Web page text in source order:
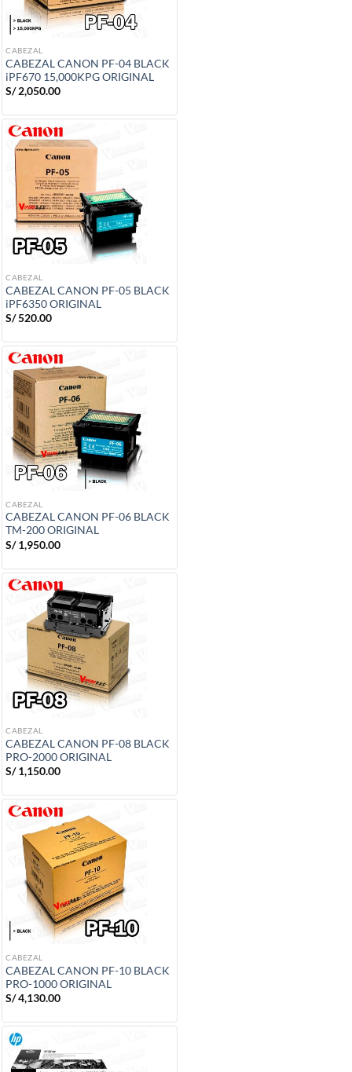
CABEZAL
CABEZAL CANON PF-04 BLACK
iPF670 15,000KPG ORIGINAL
S/2,050.00
CABEZAL
CABEZAL CANON PF-05 BLACK
iPF6350 ORIGINAL
S/520.00
CABEZAL
CABEZAL CANON PF-06 BLACK
TM-200 ORIGINAL
S/1,950.00
CABEZAL
CABEZAL CANON PF-08 BLACK
PRO-2000 ORIGINAL
S/1,150.00
CABEZAL
CABEZAL CANON PF-10 BLACK
PRO-1000 ORIGINAL
S/4,130.00